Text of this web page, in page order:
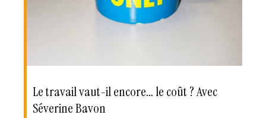
Le travail vaut-il encore… le coût ? Avec
Séverine Bavon